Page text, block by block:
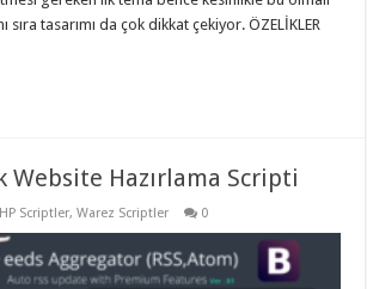
sıra tasarımı da çok dikkat çekiyor. ÖZELİKLER
Website Hazırlama Scripti
Scriptler,Warez Scriptler 0